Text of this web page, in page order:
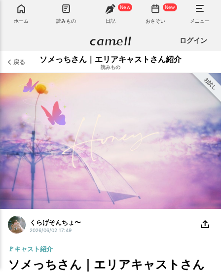
ホーム 読みもの
New
日記
New
おさそい メニュー
ログイン
戻る ソメっちさん｜エリアキャストさん紹介
読みもの
お試し
くらげそんちょ〜
2026/06/02 17:49
🚩キャスト紹介
ソメっちさん｜エリアキャストさん